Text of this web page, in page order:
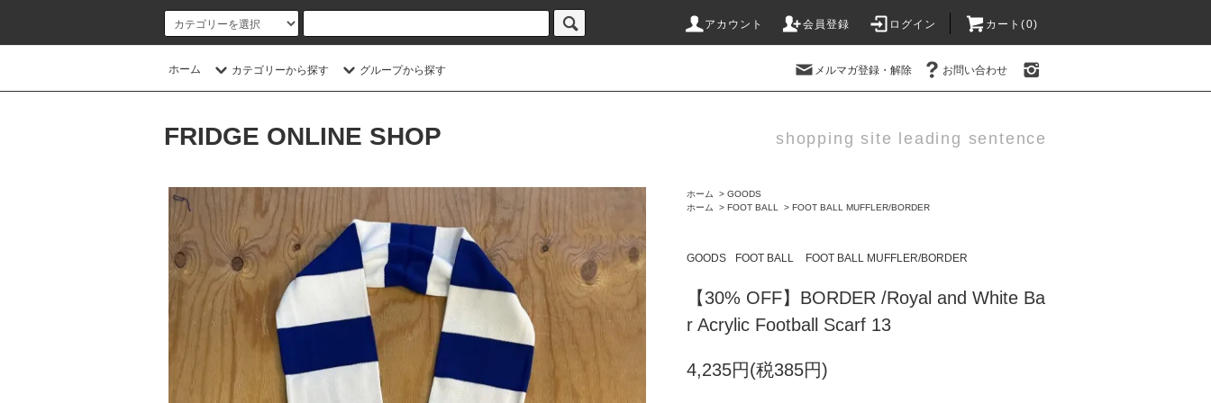
アカウント 会員登録 ログイン カート(0)
ホーム カテゴリーから探す グループから探す メルマガ登録・解除 お問い合わせ
FRIDGE ONLINE SHOP shopping site leading sentence
ホーム > GOODS
ホーム
> FOOT BALL > FOOT BALL MUFFLER/BORDER
GOODS FOOT BALL FOOT BALL MUFFLER/BORDER
【30% OFF】BORDER /Royal and White Ba
r Acrylic Football Scarf 13
4,235円(税385円)